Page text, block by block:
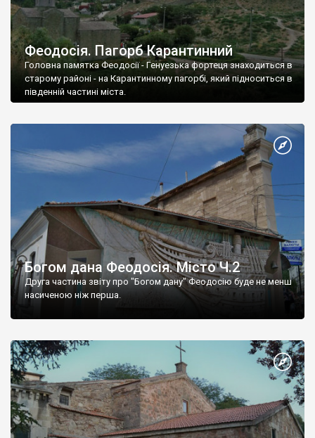
Феодосія. Пагорб Карантинний
Головна памятка Феодосії - Генуезька фортеця знаходиться в
старому районі - на Карантинному пагорбі, який підноситься в
південній частині міста.
Богом дана Феодосія. Місто Ч.2
Друга частина звіту про "Богом дану" Феодосію буде не менш
насиченою ніж перша.